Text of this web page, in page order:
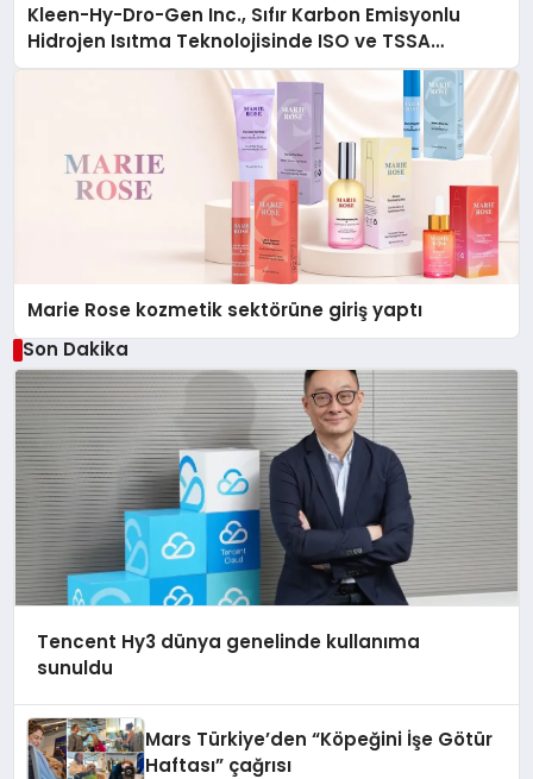
Kleen-Hy-Dro-Gen Inc., Sıfır Karbon Emisyonlu
Hidrojen Isıtma Teknolojisinde ISO ve TSSA
Düzenleyici Onaylarını Aldı
Marie Rose kozmetik sektörüne giriş yaptı
Son Dakika
Tencent Hy3 dünya genelinde kullanıma
sunuldu
Mars Türkiye’den “Köpeğini İşe Götür
Haftası” çağrısı